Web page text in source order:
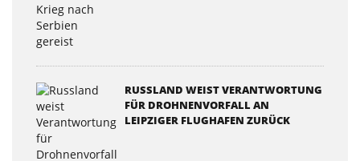
RUSSLAND WEIST VERANTWORTUNG
FÜR DROHNENVORFALL AN
LEIPZIGER FLUGHAFEN ZURÜCK